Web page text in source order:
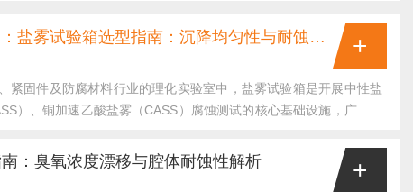
干湿交替、盐雾沉...
GB/T 10125-2021视角：盐雾试验箱选型指南：沉降均匀性与耐蚀性解析 +
紧固件及防腐材料行业的理化实验室中，盐雾试验箱是开展中性盐
）、铜加速乙酸盐雾（CASS）腐蚀测试的核心基础设施，广泛用
系：GB/T10125-2021《人造气氛腐蚀试验盐雾试验》（等同采用
2006《盐雾试验箱技术条件》、JJF2168-2024《盐雾试验箱校
：臭氧浓度漂移与腔体耐蚀性解析 +